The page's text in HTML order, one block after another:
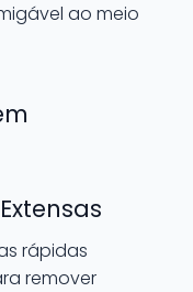
ao meio
rápidas
remover